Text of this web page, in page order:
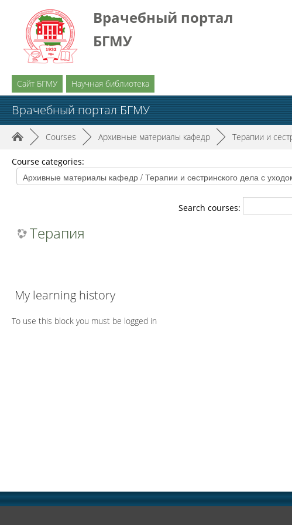
Врачебный портал
БГМУ
Сайт БГМУ Научная библиотека
Врачебный портал БГМУ
► Courses ► Архивные материалы кафедр ► Терапии и
Course categories:
Search courses:
Терапия
My learning history
To use this block you must be logged in